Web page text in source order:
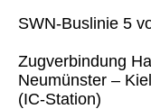
SWN-Buslinie 5
Zugverbindung
Neumünster –
(IC-Station)